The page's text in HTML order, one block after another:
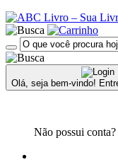
INFANTIL
LITERATURA
INFANTO
POLÍTICA
Olá, seja bem-vindo!
Não possui conta?